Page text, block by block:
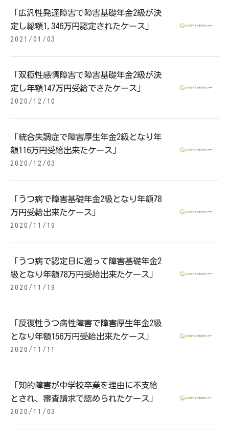
「広汎性発達障害で障害基礎年金2級が決
定し総額1,346万円認定されたケース」
2021/01/03
「双極性感情障害で障害基礎年金2級が決
定し年額147万円受給できたケース」
2020/12/10
「統合失調症で障害厚生年金2級となり年
額116万円受給出来たケース」
2020/12/03
「うつ病で障害基礎年金2級となり年額78
万円受給出来たケース」
2020/11/19
「うつ病で認定日に遡って障害基礎年金2
級となり年額78万円受給出来たケース」
2020/11/19
「反復性うつ病性障害で障害厚生年金2級
となり年額156万円受給出来たケース」
2020/11/11
「知的障害が中学校卒業を理由に不支給
とされ、審査請求で認められたケース」
2020/11/03